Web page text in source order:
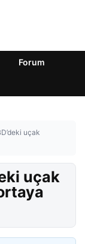
Forum
uçak
uçak